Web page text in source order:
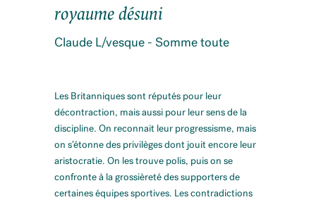
royaume désuni
Claude L/vesque - Somme toute
Les Britanniques sont réputés pour leur
décontraction, mais aussi pour leur sens de la
discipline. On reconnait leur progressisme, mais
on s’étonne des privilèges dont jouit encore leur
aristocratie. On les trouve polis, puis on se
confronte à la grossièreté des supporters de
certaines équipes sportives. Les contradictions